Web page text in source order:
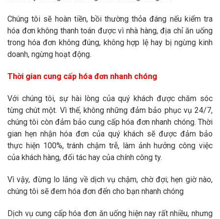
Chúng tôi sẽ hoàn tiền, bồi thường thỏa đáng nếu kiểm tra
hóa đơn không thanh toán được vì nhà hàng, địa chỉ ăn uống
trong hóa đơn không đúng, không hợp lệ hay bị ngừng kinh
doanh, ngừng hoạt động.
Thời gian cung cấp hóa đơn nhanh chóng
Với chúng tôi, sự hài lòng của quý khách được chăm sóc
từng chút một. Vì thế, không những đảm bảo phục vụ 24/7,
chúng tôi còn đảm bảo cung cấp hóa đơn nhanh chóng. Thời
gian hẹn nhận hóa đơn của quý khách sẽ được đảm bảo
thực hiện 100%, tránh chậm trễ, làm ảnh hưởng công việc
của khách hàng, đối tác hay của chính công ty.
Vì vậy, đừng lo lắng về dịch vụ chậm, chờ đợi; hẹn giờ nào,
chúng tôi sẽ đem hóa đơn đến cho bạn nhanh chóng
Dịch vụ cung cấp hóa đơn ăn uống hiện nay rất nhiều, nhưng